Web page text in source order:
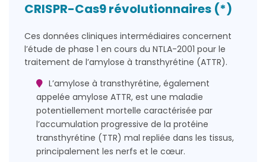
CRISPR-Cas9 révolutionnaires (*)
Ces données cliniques intermédiaires concernent
l’étude de phase 1 en cours du NTLA-2001 pour le
traitement de l’amylose à transthyrétine (ATTR).
L’amylose à transthyrétine, également
appelée amylose ATTR, est une maladie
potentiellement mortelle caractérisée par
l’accumulation progressive de la protéine
transthyrétine (TTR) mal repliée dans les tissus,
principalement les nerfs et le cœur.